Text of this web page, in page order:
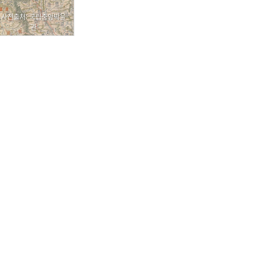
사진출처: 국립중앙박물
관